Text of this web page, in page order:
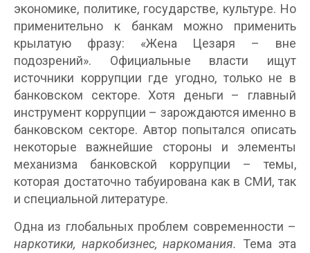
экономике, политике, государстве, культуре. Но
применительно к банкам можно применить
крылатую фразу: «Жена Цезаря – вне
подозрений». Официальные власти ищут
источники коррупции где угодно, только не в
банковском секторе. Хотя деньги – главный
инструмент коррупции – зарождаются именно в
банковском секторе. Автор попытался описать
некоторые важнейшие стороны и элементы
механизма банковской коррупции – темы,
которая достаточно табуирована как в СМИ, так
и специальной литературе.
Одна из глобальных проблем современности –
наркотики, наркобизнес, наркомания. Тема эта